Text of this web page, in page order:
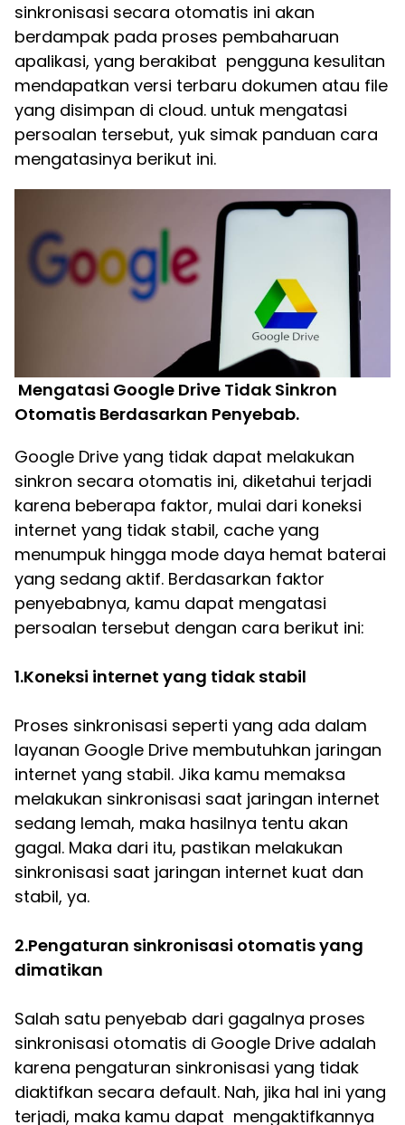
sinkronisasi secara otomatis ini akan
berdampak pada proses pembaharuan
apalikasi, yang berakibat pengguna kesulitan
mendapatkan versi terbaru dokumen atau file
yang disimpan di cloud. untuk mengatasi
persoalan tersebut, yuk simak panduan cara
mengatasinya berikut ini.
Mengatasi Google Drive Tidak Sinkron
Otomatis Berdasarkan Penyebab.
Google Drive yang tidak dapat melakukan
sinkron secara otomatis ini, diketahui terjadi
karena beberapa faktor, mulai dari koneksi
internet yang tidak stabil, cache yang
menumpuk hingga mode daya hemat baterai
yang sedang aktif. Berdasarkan faktor
penyebabnya, kamu dapat mengatasi
persoalan tersebut dengan cara berikut ini:
1.Koneksi internet yang tidak stabil
Proses sinkronisasi seperti yang ada dalam
layanan Google Drive membutuhkan jaringan
internet yang stabil. Jika kamu memaksa
melakukan sinkronisasi saat jaringan internet
sedang lemah, maka hasilnya tentu akan
gagal. Maka dari itu, pastikan melakukan
sinkronisasi saat jaringan internet kuat dan
stabil, ya.
2.Pengaturan sinkronisasi otomatis yang
dimatikan
Salah satu penyebab dari gagalnya proses
sinkronisasi otomatis di Google Drive adalah
karena pengaturan sinkronisasi yang tidak
diaktifkan secara default. Nah, jika hal ini yang
terjadi, maka kamu dapat mengaktifkannya